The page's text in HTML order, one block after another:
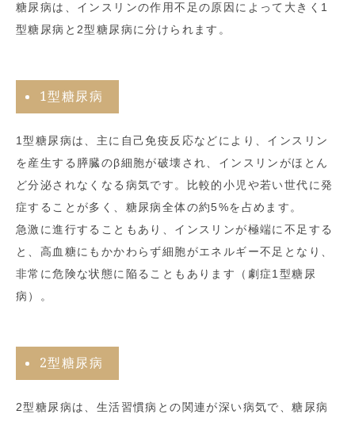
糖尿病は、インスリンの作用不足の原因によって大きく1
型糖尿病と2型糖尿病に分けられます。
1型糖尿病
1型糖尿病は、主に自己免疫反応などにより、インスリン
を産生する膵臓のβ細胞が破壊され、インスリンがほとん
ど分泌されなくなる病気です。比較的小児や若い世代に発
症することが多く、糖尿病全体の約5%を占めます。
急激に進行することもあり、インスリンが極端に不足する
と、高血糖にもかかわらず細胞がエネルギー不足となり、
非常に危険な状態に陥ることもあります（劇症1型糖尿
病）。
2型糖尿病
2型糖尿病は、生活習慣病との関連が深い病気で、糖尿病